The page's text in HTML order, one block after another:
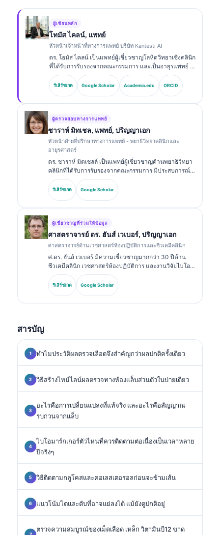
ผู้เขียนหลัก
โทมัส ไคลน์, แพทย์
หัวหน้าเจ้าหน้าที่ทางการแพทย์ บริษัท Kantesti AI
ดร. โธมัส ไคลน์ เป็นแพทย์ผู้เชี่ยวชาญโลหิตวิทยาเชิงคลินิก
ที่ได้รับการรับรองจากคณะกรรมการ และเป็นอายุรแพทย์ มี
ประสบการณ์มากกว่า 15 ปีด้านเวชศาสตร์ห้องปฏิบัติการ
และการวิเคราะห์ทางคลินิกที่ช่วยด้วย AI ในฐานะ Chief
Medical Officer ที่ Kantesti AI เขาให้การกำกับดูแลทาง
อย่างกว้างขวางเกี่ยวกับการตีความไบโอมาร์กเกอร์และ
การวินิจฉัยทางห้องปฏิบัติการในหัวข้อด้านเวชศาสตร์ห้อง
รีเสิร์ชเกต Google Scholar Academia.edu ORCID
ผู้ตรวจสอบทางการแพทย์
ซาราห์ มิทเชล, แพทย์, ปริญญาเอก
หัวหน้าฝ่ายที่ปรึกษาทางการแพทย์ - พยาธิวิทยาคลินิกและ
อายุรศาสตร์
ดร. ซาราห์ มิตเชลล์ เป็นแพทย์ผู้เชี่ยวชาญด้านพยาธิวิทยา
คลินิกที่ได้รับการรับรองจากคณะกรรมการ มีประสบการณ์
มากกว่า 18 ปีในด้านเวชศาสตร์ห้องปฏิบัติการและการ
วิเคราะห์การวินิจฉัย เธอมีวุฒิบัตรเฉพาะทางด้านเคมีคลินิก
และได้ตีพิมพ์อย่างกว้างขวางเกี่ยวกับชุดตรวจไบโอมาร์ก
รีเสิร์ชเกต Google Scholar
ผู้เชี่ยวชาญที่ร่วมให้ข้อมูล
ศาสตราจารย์ ดร. ฮันส์ เวเบอร์, ปริญญาเอก
ศาสตราจารย์ด้านเวชศาสตร์ห้องปฏิบัติการและชีวเคมีคลินิก
ศ.ดร. ฮันส์ เวเบอร์ มีความเชี่ยวชาญมากกว่า 30 ปีด้าน
ชีวเคมีคลินิก เวชศาสตร์ห้องปฏิบัติการ และงานวิจัยไบโอ
มาร์กเกอร์ อดีตประธานของสมาคมเคมีคลินิกแห่งเยอรมนี
เขาเชี่ยวชาญด้านการวิเคราะห์ชุดตรวจเพื่อการวินิจฉัย
การมาตรฐานของไบโอมาร์กเกอร์ และเวชศาสตร์ห้อง
รีเสิร์ชเกต Google Scholar
สารบัญ
ทำไมประวัติผลตรวจเลือดจึงสำคัญกว่าผลปกติครั้งเดียว
วิธีสร้างไทม์ไลน์ผลตรวจทางห้องแล็บส่วนตัวในบ่ายเดียว
อะไรคือการเปลี่ยนแปลงที่แท้จริง และอะไรคือสัญญาณ
รบกวนจากแล็บ
ไบโอมาร์กเกอร์ตัวไหนที่ควรติดตามต่อเนื่องเป็นเวลาหลาย
ปีจริงๆ
วิธีติดตามกลูโคสและคอเลสเตอรอลก่อนจะข้ามเส้น
แนวโน้มไตและตับที่อาจแย่ลงได้ แม้ยังดูปกติอยู่
ตรวจความสมบูรณ์ของเม็ดเลือด เหล็ก วิตามินบี12 ขาด